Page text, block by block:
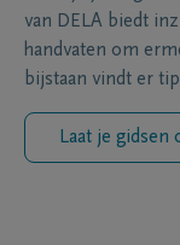
van DELA biedt
handvaten om
bijstaan vindt er
Laat je gidsen